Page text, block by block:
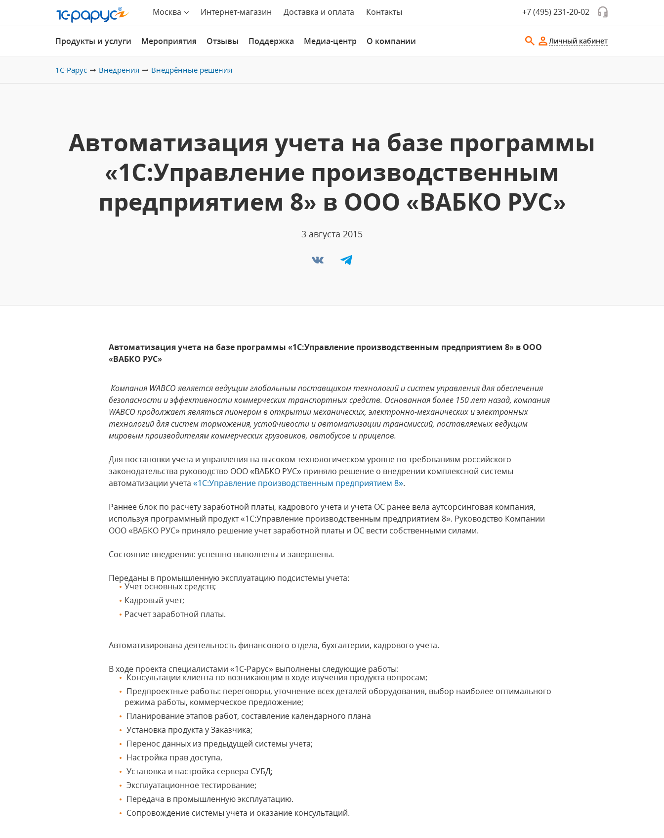
Москва Интернет-магазин Доставка и оплата Контакты +7 (495) 231-20-02
Продукты и услуги Мероприятия Отзывы Поддержка Медиа-центр О компании Личный кабинет
1С-Рарус Внедрения Внедрённые решения
Автоматизация учета на базе программы
«1С:Управление производственным
предприятием 8» в ООО «ВАБКО РУС»
3 августа 2015
Автоматизация учета на базе программы «1С:Управление производственным предприятием 8» в ООО
«ВАБКО РУС»
Компания WABCO является ведущим глобальным поставщиком технологий и систем управления для обеспечения
безопасности и эффективности коммерческих транспортных средств. Основанная более 150 лет назад, компания
WABCO продолжает являться пионером в открытии механических, электронно-механических и электронных
технологий для систем торможения, устойчивости и автоматизации трансмиссий, поставляемых ведущим
мировым производителям коммерческих грузовиков, автобусов и прицепов.
Для постановки учета и управления на высоком технологическом уровне по требованиям российского
законодательства руководство ООО «ВАБКО РУС» приняло решение о внедрении комплексной системы
автоматизации учета«1С:Управление производственным предприятием 8».
Раннее блок по расчету заработной платы, кадрового учета и учета ОС ранее вела аутсорсинговая компания,
используя программный продукт «1С:Управление производственным предприятием 8». Руководство Компании
ООО «ВАБКО РУС» приняло решение учет заработной платы и ОС вести собственными силами.
Состояние внедрения: успешно выполнены и завершены.
Переданы в промышленную эксплуатацию подсистемы учета:
Учет основных средств;
Кадровый учет;
Расчет заработной платы.
Автоматизирована деятельность финансового отдела, бухгалтерии, кадрового учета.
В ходе проекта специалистами «1С-Рарус» выполнены следующие работы:
Консультации клиента по возникающим в ходе изучения продукта вопросам;
Предпроектные работы: переговоры, уточнение всех деталей оборудования, выбор наиболее оптимального
режима работы, коммерческое предложение;
Планирование этапов работ, составление календарного плана
Установка продукта у Заказчика;
Перенос данных из предыдущей системы учета;
Настройка прав доступа,
Установка и настройка сервера СУБД;
Эксплуатационное тестирование;
Передача в промышленную эксплуатацию.
Сопровождение системы учета и оказание консультаций.